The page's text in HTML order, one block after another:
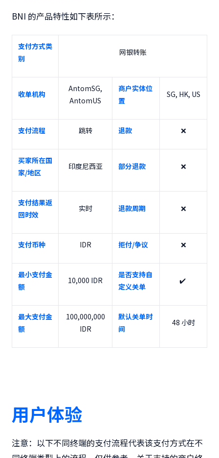
BNI 的产品特性如下表所示：
支付方式类
别
网银转账
收单机构
AntomSG,
AntomUS
商户实体位
置
SG, HK, US
支付流程 跳转 退款 ❌
买家所在国
家/地区
印度尼西亚 部分退款 ❌
支付结果返
回时效
实时 退款周期 ❌
支付币种 IDR 拒付/争议 ❌
最小支付金
额
10,000 IDR
是否支持自
定义关单
✔️
最大支付金
额
100,000,000
IDR
默认关单时
间
48 小时
用户体验
注意：以下不同终端的支付流程代表该支付方式在不